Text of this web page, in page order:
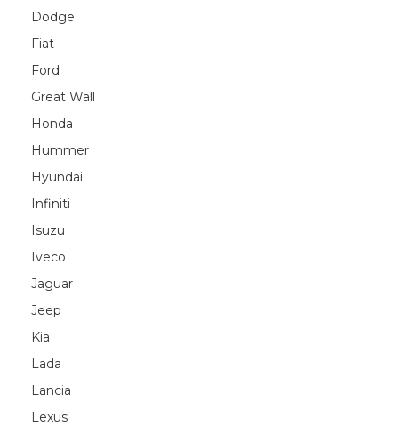
Dodge
Fiat
Ford
Great Wall
Honda
Hummer
Hyundai
Infiniti
Isuzu
Iveco
Jaguar
Jeep
Kia
Lada
Lancia
Lexus